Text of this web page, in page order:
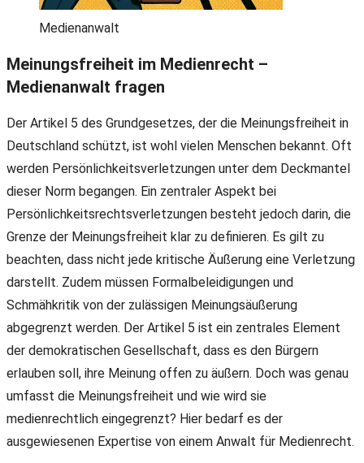
Medienanwalt
Meinungsfreiheit im Medienrecht –
Medienanwalt fragen
Der Artikel 5 des Grundgesetzes, der die Meinungsfreiheit in
Deutschland schützt, ist wohl vielen Menschen bekannt. Oft
werden Persönlichkeitsverletzungen unter dem Deckmantel
dieser Norm begangen. Ein zentraler Aspekt bei
Persönlichkeitsrechtsverletzungen besteht jedoch darin, die
Grenze der Meinungsfreiheit klar zu definieren. Es gilt zu
beachten, dass nicht jede kritische Äußerung eine Verletzung
darstellt. Zudem müssen Formalbeleidigungen und
Schmähkritik von der zulässigen Meinungsäußerung
abgegrenzt werden. Der Artikel 5 ist ein zentrales Element
der demokratischen Gesellschaft, dass es den Bürgern
erlauben soll, ihre Meinung offen zu äußern. Doch was genau
umfasst die Meinungsfreiheit und wie wird sie
medienrechtlich eingegrenzt? Hier bedarf es der
ausgewiesenen Expertise von einem Anwalt für Medienrecht.